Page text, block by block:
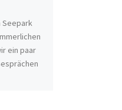
Seepark
ein paar